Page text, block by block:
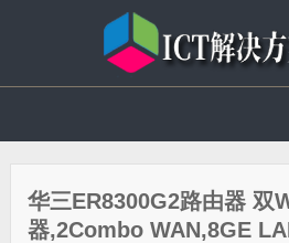
华三ER8300G2路由器 双
器,2Combo WAN,8GE